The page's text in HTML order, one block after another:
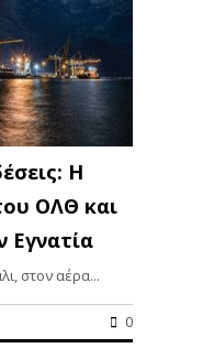
H
ΟΛΘ και
Εγνατία
στον αέρα...
0